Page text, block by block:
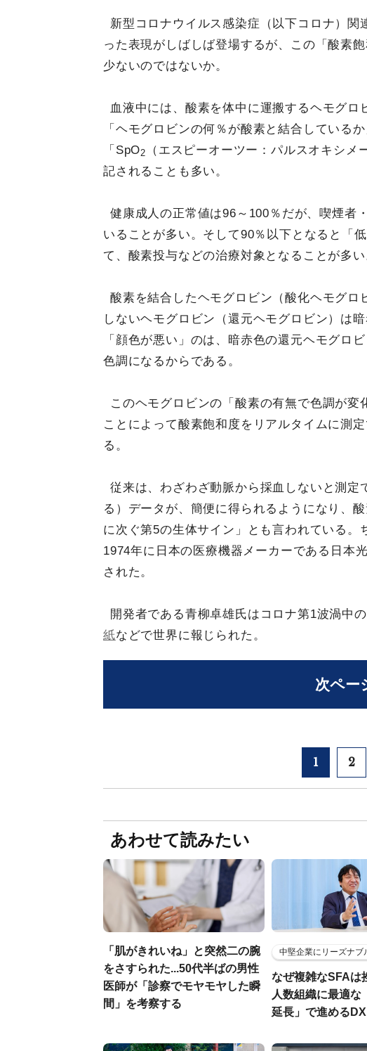
新型コロナウイルス感染症（以下コロナ）
った表現がしばしば登場するが、この「酸素
少ないのではないか。
血液中には、酸素を体中に運搬するヘモグ
「ヘモグロビンの何％が酸素と結合している
「SpO2
（エスピーオーツー：パルスオキシ
記されることも多い。
健康成人の正常値は96～100％だが、喫煙者
いることが多い。そして90％以下となると「
て、酸素投与などの治療対象となることが多い
酸素を結合したヘモグロビン（酸化ヘモグ
しないヘモグロビン（還元ヘモグロビン）は
「顔色が悪い」のは、暗赤色の還元ヘモグロ
色調になるからである。
このヘモグロビンの「酸素の有無で色調が
ことによって酸素飽和度をリアルタイムに測
る。
従来は、わざわざ動脈から採血しないと測定
る）データが、簡便に得られるようになり、
に次ぐ第5の生体サイン」とも言われている。
1974年に日本の医療機器メーカーである日本
された。
開発者である青柳卓雄氏はコロナ第1波渦中
紙などで世界に報じられた。
次ペー
1 2
あわせて読みたい
「肌がきれいね」と突然二の腕
をさすられた...50代半ばの男性
医師が「診察でモヤモヤした瞬
間」を考察する
中堅企業にリーズナブ
なぜ複雑なSFAは
人数組織に最適な
延長」で進めるDX